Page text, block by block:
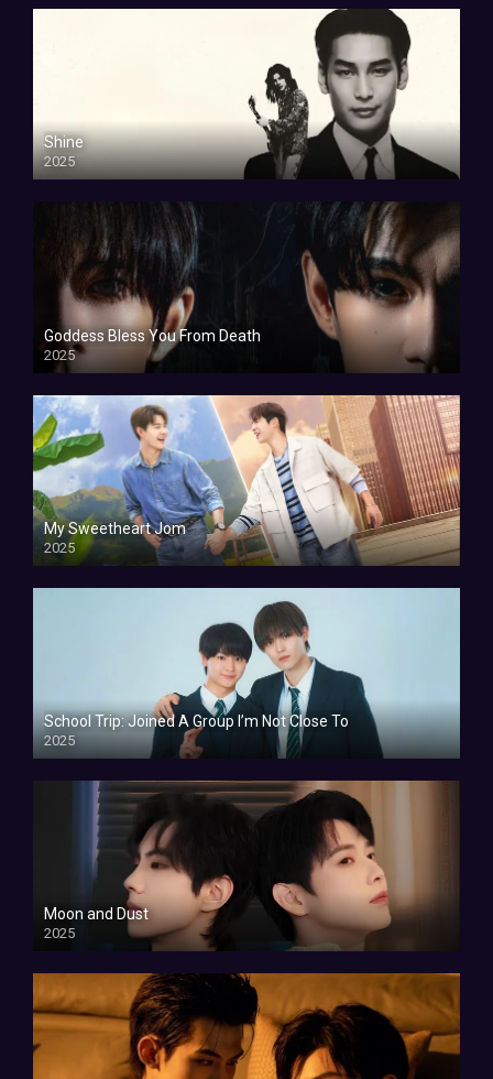
Shine
2025
Goddess Bless You From Death
2025
My Sweetheart Jom
2025
School Trip: Joined A Group I’m Not Close To
2025
Moon and Dust
2025